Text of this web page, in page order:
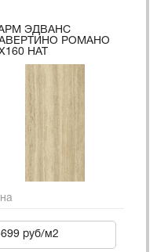
ЭДВАНС
РОМАНО
НАТ
руб/м2